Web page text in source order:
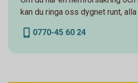
kan du ringa oss dygnet runt,
0770-45 60 24